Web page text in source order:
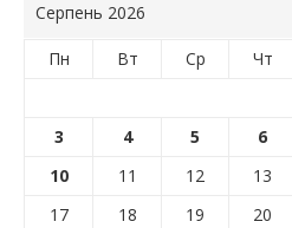
Серпень 2026
Пн Вт Ср Чт
3
4 5 6
10
11 12 13
17
18 19 20